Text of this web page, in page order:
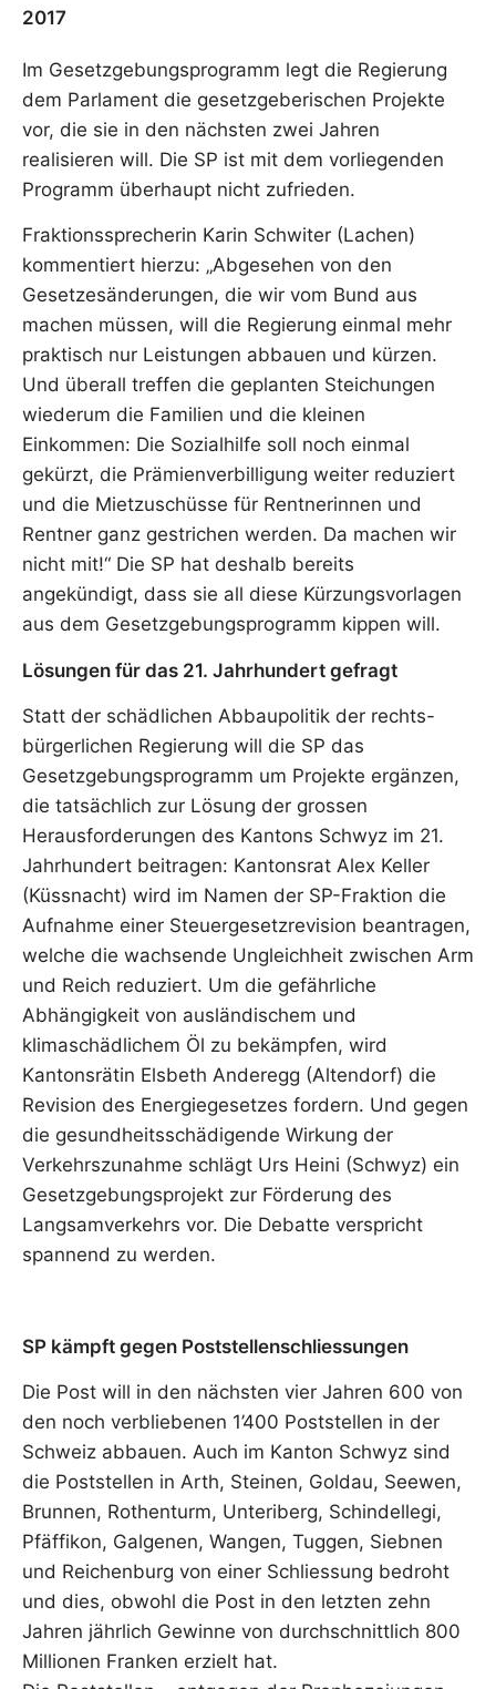
2017
Im Gesetzgebungsprogramm legt die Regierung
dem Parlament die gesetzgeberischen Projekte
vor, die sie in den nächsten zwei Jahren
realisieren will. Die SP ist mit dem vorliegenden
Programm überhaupt nicht zufrieden.
Fraktionssprecherin Karin Schwiter (Lachen)
kommentiert hierzu: „Abgesehen von den
Gesetzesänderungen, die wir vom Bund aus
machen müssen, will die Regierung einmal mehr
praktisch nur Leistungen abbauen und kürzen.
Und überall treffen die geplanten Steichungen
wiederum die Familien und die kleinen
Einkommen: Die Sozialhilfe soll noch einmal
gekürzt, die Prämienverbilligung weiter reduziert
und die Mietzuschüsse für Rentnerinnen und
Rentner ganz gestrichen werden. Da machen wir
nicht mit!“ Die SP hat deshalb bereits
angekündigt, dass sie all diese Kürzungsvorlagen
aus dem Gesetzgebungsprogramm kippen will.
Lösungen für das 21. Jahrhundert gefragt
Statt der schädlichen Abbaupolitik der rechts-
bürgerlichen Regierung will die SP das
Gesetzgebungsprogramm um Projekte ergänzen,
die tatsächlich zur Lösung der grossen
Herausforderungen des Kantons Schwyz im 21.
Jahrhundert beitragen: Kantonsrat Alex Keller
(Küssnacht) wird im Namen der SP-Fraktion die
Aufnahme einer Steuergesetzrevision beantragen,
welche die wachsende Ungleichheit zwischen Arm
und Reich reduziert. Um die gefährliche
Abhängigkeit von ausländischem und
klimaschädlichem Öl zu bekämpfen, wird
Kantonsrätin Elsbeth Anderegg (Altendorf) die
Revision des Energiegesetzes fordern. Und gegen
die gesundheitsschädigende Wirkung der
Verkehrszunahme schlägt Urs Heini (Schwyz) ein
Gesetzgebungsprojekt zur Förderung des
Langsamverkehrs vor. Die Debatte verspricht
spannend zu werden.
SP kämpft gegen Poststellenschliessungen
Die Post will in den nächsten vier Jahren 600 von
den noch verbliebenen 1’400 Poststellen in der
Schweiz abbauen. Auch im Kanton Schwyz sind
die Poststellen in Arth, Steinen, Goldau, Seewen,
Brunnen, Rothenturm, Unteriberg, Schindellegi,
Pfäffikon, Galgenen, Wangen, Tuggen, Siebnen
und Reichenburg von einer Schliessung bedroht
und dies, obwohl die Post in den letzten zehn
Jahren jährlich Gewinne von durchschnittlich 800
Millionen Franken erzielt hat.